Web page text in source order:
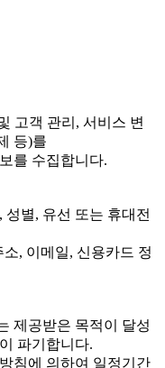
고객 관리, 서비스 변
등)를
를 수집합니다.
별, 유선 또는 휴대전
, 이메일, 신용카드 정
제공받은 목적이 달성
파기합니다.
침에 의하여 일정기간